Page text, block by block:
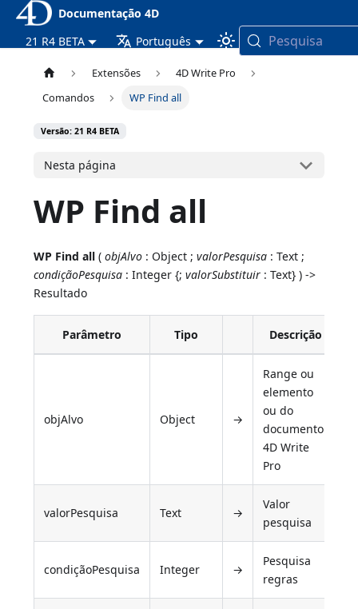
Documentação 4D
21 R4 BETA
Português Pesquisa
Extensões
4D Write Pro
Comandos
WP Find all
Versão: 21 R4 BETA
Nesta página
WP Find all
WP Find all (objAlvo : Object ;valorPesquisa : Text ;
condiçãoPesquisa : Integer {;valorSubstituir : Text} ) ->
Resultado
Parâmetro Tipo Descrição
objAlvo Object →
Range ou
elemento
ou do
documento
4D Write
Pro
valorPesquisa Text →
Valor
pesquisa
condiçãoPesquisa Integer →
Pesquisa
regras